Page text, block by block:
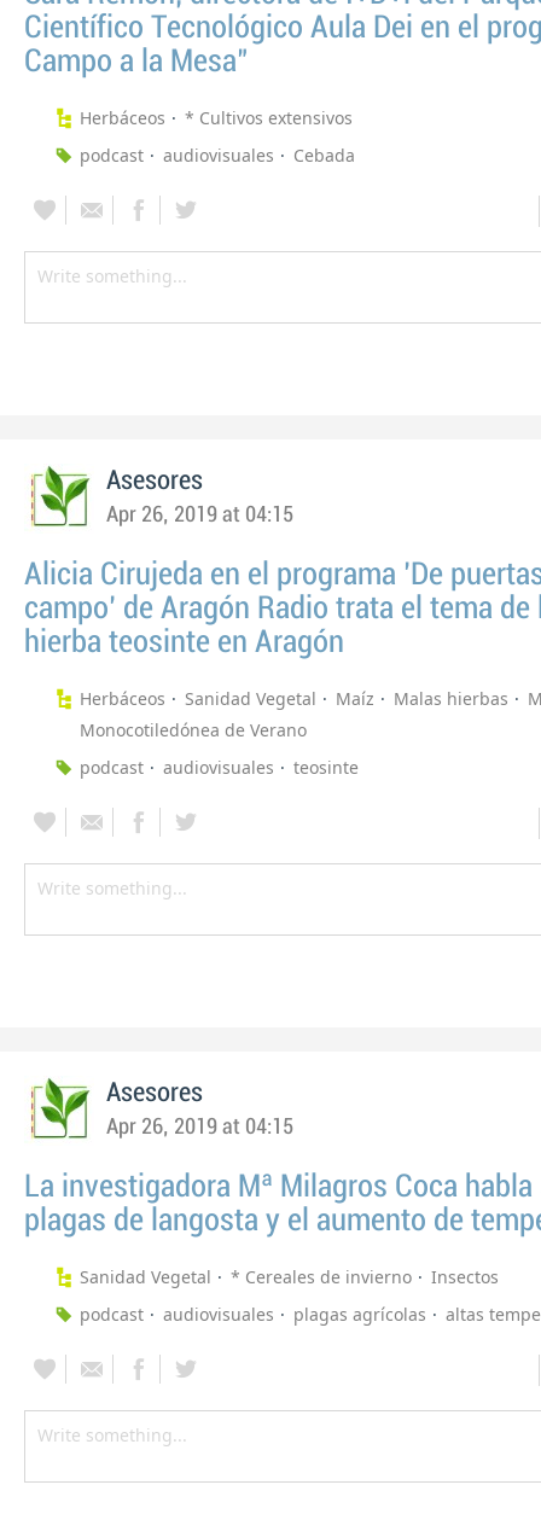
Científico Tecnológico Aula Dei en el
Campo a la Mesa"
Herbáceos
* Cultivos extensivos
podcast
audiovisuales Cebada
Asesores
Apr 26, 2019 at 04:15
Alicia Cirujeda en el programa 'De
campo' de Aragón Radio trata el tema de
hierba teosinte en Aragón
Herbáceos Sanidad Vegetal Maíz Malas hierbas
Monocotiledónea de Verano
podcast
audiovisuales teosinte
Asesores
Apr 26, 2019 at 04:15
La investigadora Mª Milagros Coca
plagas de langosta y el aumento de
Sanidad Vegetal * Cereales de invierno
Insectos
podcast
audiovisuales plagas agrícolas altas